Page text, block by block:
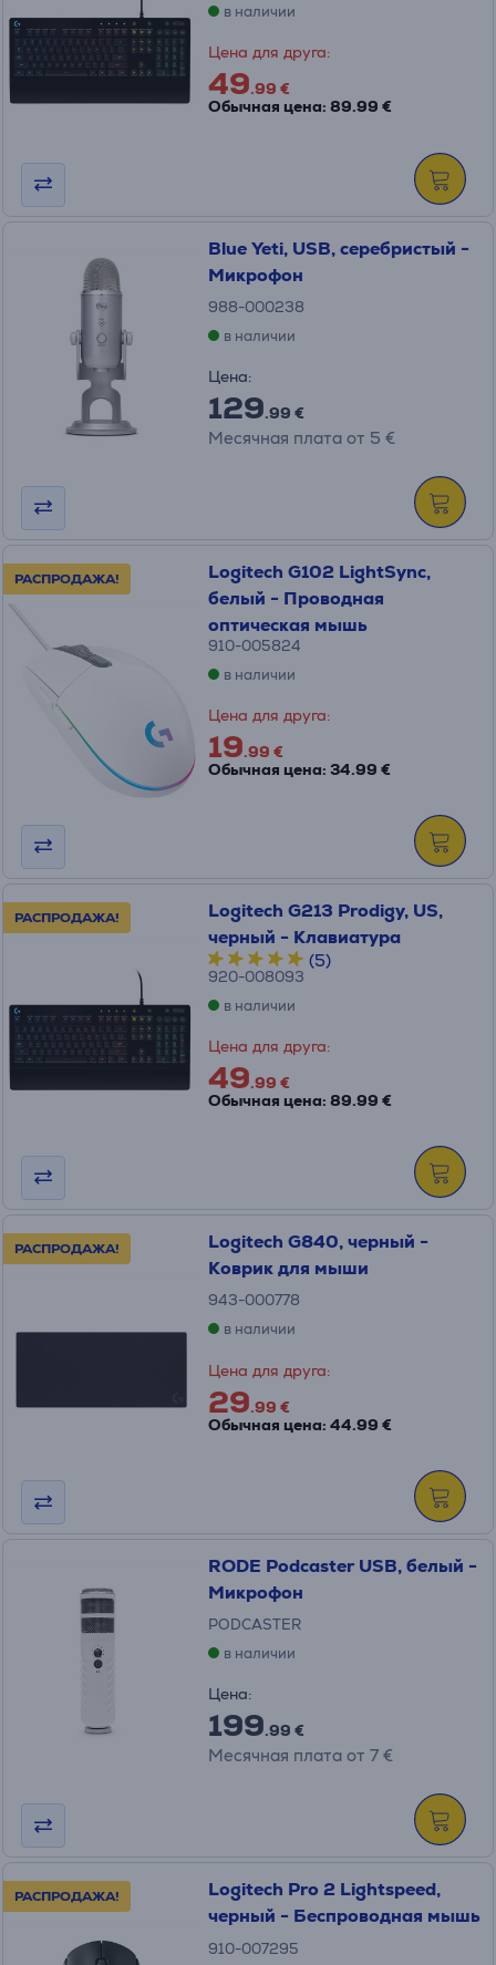
в наличии
Цена для друга:
49.99 €
Обычная цена: 89.99 €
Blue Yeti, USB, серебристый -
Микрофон
988-000238
в наличии
Цена:
129.99 €
Месячная плата от 5 €
РАСПРОДАЖА!
Logitech G102 LightSync,
белый - Проводная
оптическая мышь
910-005824
в наличии
Цена для друга:
19.99 €
Обычная цена: 34.99 €
РАСПРОДАЖА!
Logitech G213 Prodigy, US,
черный - Клавиатура
(5)
920-008093
в наличии
Цена для друга:
49.99 €
Обычная цена: 89.99 €
РАСПРОДАЖА!
Logitech G840, черный -
Коврик для мыши
943-000778
в наличии
Цена для друга:
29.99 €
Обычная цена: 44.99 €
RODE Podcaster USB, белый -
Микрофон
PODCASTER
в наличии
Цена:
199.99 €
Месячная плата от 7 €
РАСПРОДАЖА!
Logitech Pro 2 Lightspeed,
черный - Беспроводная мышь
910-007295